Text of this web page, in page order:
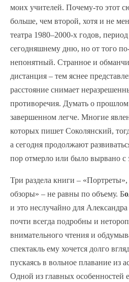
моих учителей. Почему-то этот
больше, чем второй, хотя и не
театра 1980–2000-х годов,
сегодняшнему дню, но от того
непонятный. Странное и
дистанция – тем яснее
расстояние снимает
противоречия. Думать о
завершенном легче. Многие
которых пишет Соколянский,
а сегодня продолжают
пор отмерло или было вырвано
Три раздела книги –
обзоры» – не равны по объему. Бо
и это неслучайно для
почти всегда подробны и
внимательного чтения и
спектакль ему хочется долго
пускаясь в вольное плавание из
Одной из главных особенностей